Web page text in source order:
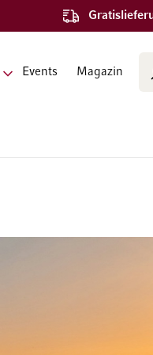
Events Magazin